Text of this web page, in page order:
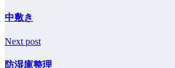
中敷き
Next post
防湿庫整理